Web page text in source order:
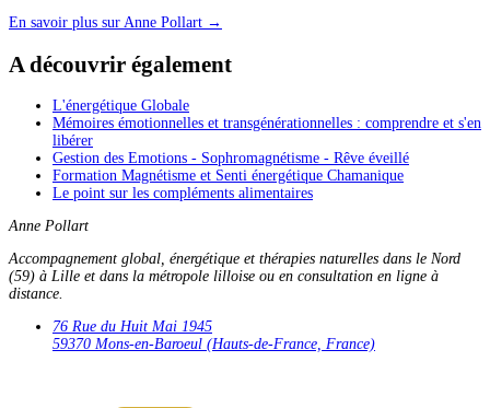
En savoir plus sur Anne Pollart →
A découvrir également
L'énergétique Globale
Mémoires émotionnelles et transgénérationnelles : comprendre et s'en
libérer
Gestion des Emotions - Sophromagnétisme - Rêve éveillé
Formation Magnétisme et Senti énergétique Chamanique
Le point sur les compléments alimentaires
Anne Pollart
Accompagnement global, énergétique et thérapies naturelles dans le Nord
(59) à Lille et dans la métropole lilloise ou en consultation en ligne à
distance.
76 Rue du Huit Mai 1945
59370 Mons-en-Baroeul (Hauts-de-France, France)